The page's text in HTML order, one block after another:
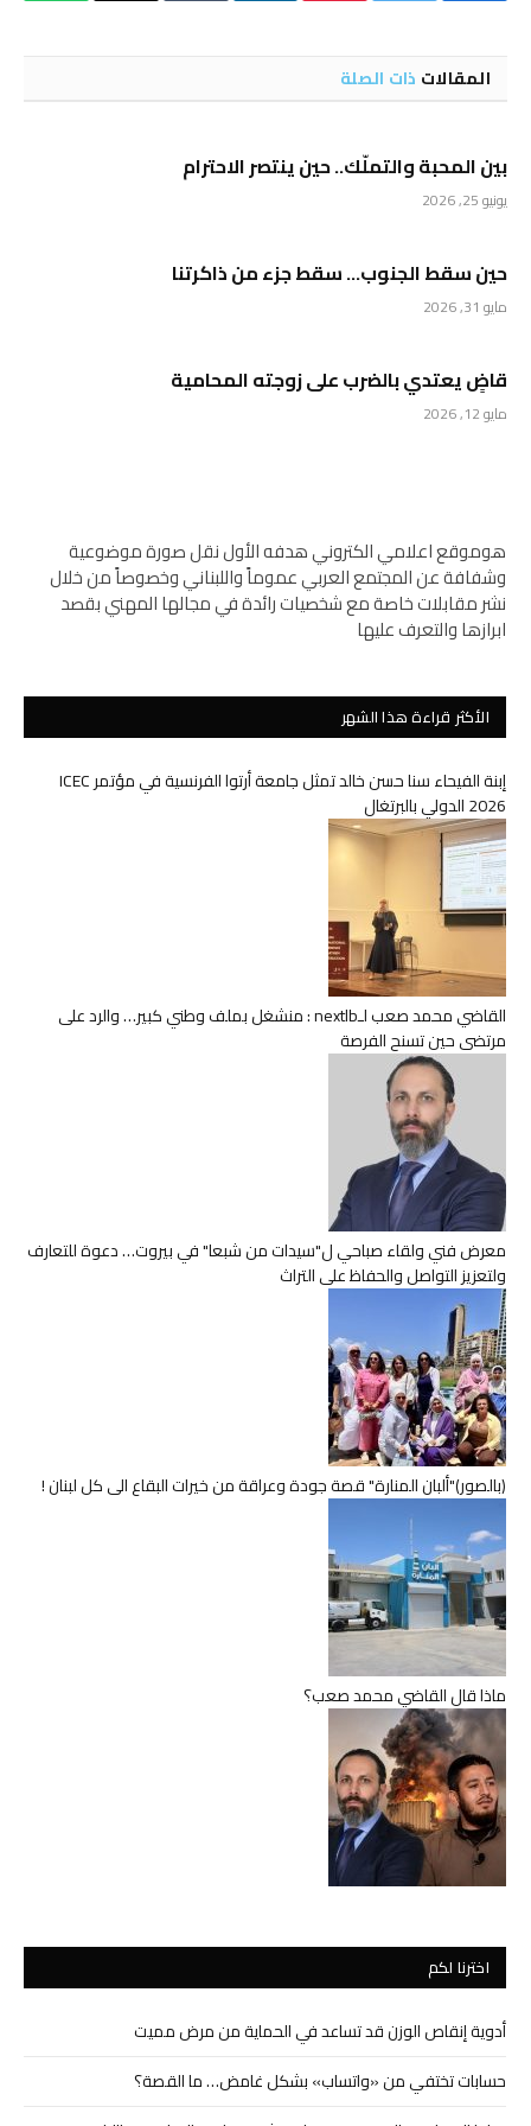
المقالات ذات الصلة
بين المحبة والتملّك.. حين ينتصر الاحترام
يونيو 25, 2026
حين سقط الجنوب… سقط جزء من ذاكرتنا
مايو 31, 2026
قاضٍ يعتدي بالضرب على زوجته المحامية
مايو 12, 2026
هوموقع اعلامي الكتروني هدفه الأول نقل صورة موضوعية
وشفافة عن المجتمع العربي عموماً واللبناني وخصوصاً من خلال
نشر مقابلات خاصة مع شخصيات رائدة في مجالها المهني بقصد
ابرازها والتعرف عليها
الأكثر قراءة هذا الشهر
إبنة الفيحاء سنا حسن خالد تمثل جامعة أرتوا الفرنسية في مؤتمر ICEC
2026 الدولي بالبرتغال
القاضي محمد صعب لـnextlb : منشغل بملف وطني كبير… والرد على
مرتضى حين تسنح الفرصة
معرض فني ولقاء صباحي ل"سيدات من شبعا" في بيروت… دعوة للتعارف
ولتعزيز التواصل والحفاظ على التراث
(بالصور)"ألبان المنارة" قصة جودة وعراقة من خيرات البقاع الى كل لبنان !
ماذا قال القاضي محمد صعب؟
اخترنا لكم
أدوية إنقاص الوزن قد تساعد في الحماية من مرض مميت
حسابات تختفي من «واتساب» بشكل غامض… ما القصة؟